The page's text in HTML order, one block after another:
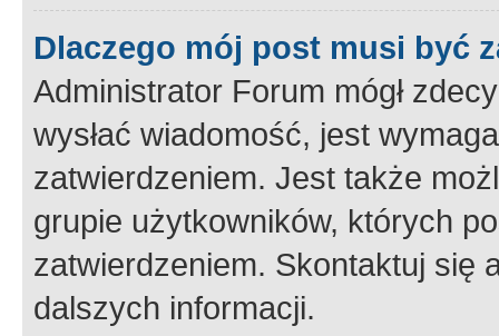
Dlaczego mój post musi być
Administrator Forum mógł
wysłać wiadomość, jest
zatwierdzeniem. Jest także
grupie użytkowników, których
zatwierdzeniem. Skontaktuj się
dalszych informacji.